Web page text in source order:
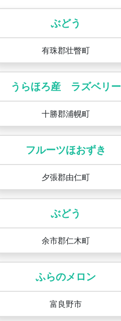
ぶどう
有珠郡壮瞥町
うらほろ産 ラズベリー
十勝郡浦幌町
フルーツほおずき
夕張郡由仁町
ぶどう
余市郡仁木町
ふらのメロン
富良野市